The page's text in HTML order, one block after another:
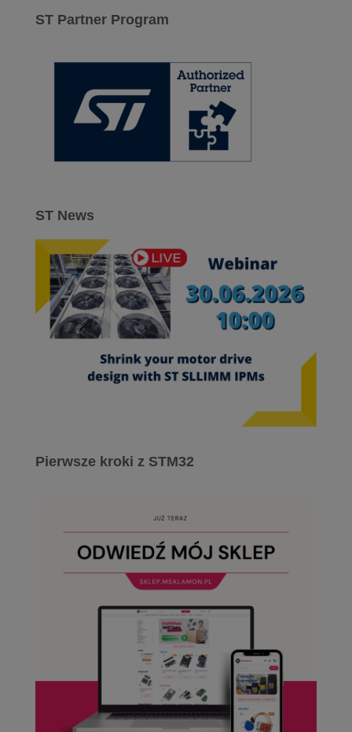
a
ST Partner Program
ST News
Pierwsze kroki z STM32